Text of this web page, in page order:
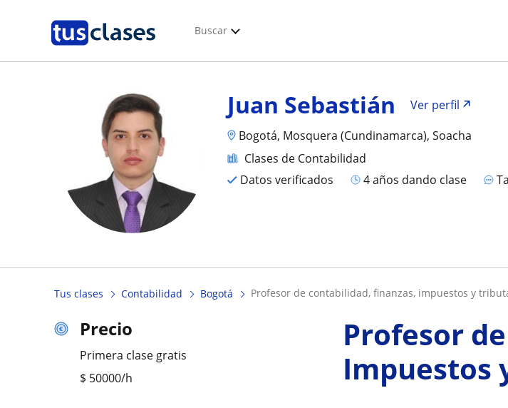
Buscar
Juan Sebastián
Ver perfil
Bogotá, Mosquera (Cundinamarca), Soacha
Clases de Contabilidad
Datos verificados
4 años dando clase
Tus clases Contabilidad Bogotá profesor de contabilidad, finanzas, impuestos y
Precio
Primera clase gratis
$ 50000/h
Profesor
Impuestos